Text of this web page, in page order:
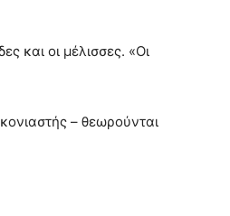
και οι μέλισσες. «Οι
– θεωρούνται